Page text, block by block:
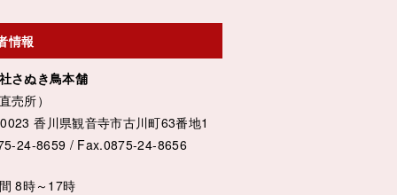
情報
さぬき鳥本舗
売所）
香川県観音寺市古川町63番地1
24-8659 / Fax.0875-24-8656
8時～17時